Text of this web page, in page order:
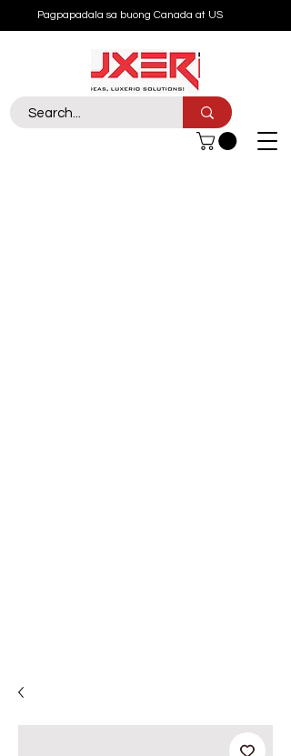
Pagpapadala sa buong Canada at US